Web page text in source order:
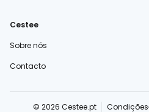
Cestee
Sobre nós
Contacto
© 2026 Cestee.pt Condições